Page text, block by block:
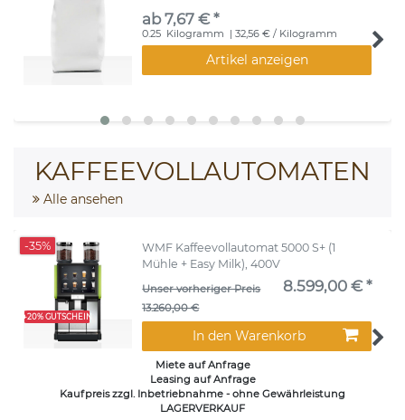
ab 7,67 € *
0.25 Kilogramm | 32,56 € / Kilogramm
Artikel anzeigen
KAFFEEVOLLAUTOMATEN
Alle ansehen
+20% GUTSCHEIN
-35%
WMF Kaffeevollautomat 5000 S+ (1
Mühle + Easy Milk), 400V
Unser vorheriger Preis
13.260,00 €
8.599,00 € *
In den Warenkorb
Miete auf Anfrage
Leasing auf Anfrage
Kaufpreis zzgl. Inbetriebnahme - ohne Gewährleistung
LAGERVERKAUF